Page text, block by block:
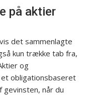
på aktier
det sammenlagte
kun trække tab fra,
og
obligationsbaseret
når du